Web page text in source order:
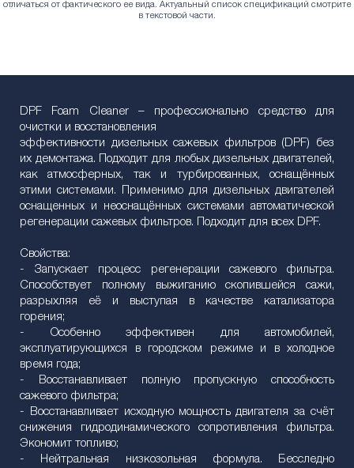
отличаться от фактического ее вида. Актуальный список спецификаций смотрите
в текстовой части.
DPF Foam Cleaner – профессионально средство для
очистки и восстановления
эффективности дизельных сажевых фильтров (DPF) без
их демонтажа. Подходит для любых дизельных двигателей,
как атмосферных, так и турбированных, оснащённых
этими системами. Применимо для дизельных двигателей
оснащенных и неоснащённых системами автоматической
регенерации сажевых фильтров. Подходит для всех DPF.
Свойства:
- Запускает процесс регенерации сажевого фильтра.
Способствует полному выжиганию скопившейся сажи,
разрыхляя её и выступая в качестве катализатора
горения;
- Особенно эффективен для автомобилей,
эксплуатирующихся в городском режиме и в холодное
время года;
- Восстанавливает полную пропускную способность
сажевого фильтра;
- Восстанавливает исходную мощность двигателя за счёт
снижения гидродинамического сопротивления фильтра.
Экономит топливо;
- Нейтральная низкозольная формула. Бесследно